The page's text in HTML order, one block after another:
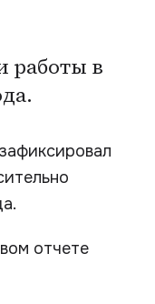
работы в
отчете